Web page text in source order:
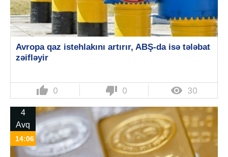
Avropa qaz istehlakını artırır, ABŞ-da isə tələbat
zəifləyir
thumb_up 0 thumb_down 0  30
4
Avq
14:06